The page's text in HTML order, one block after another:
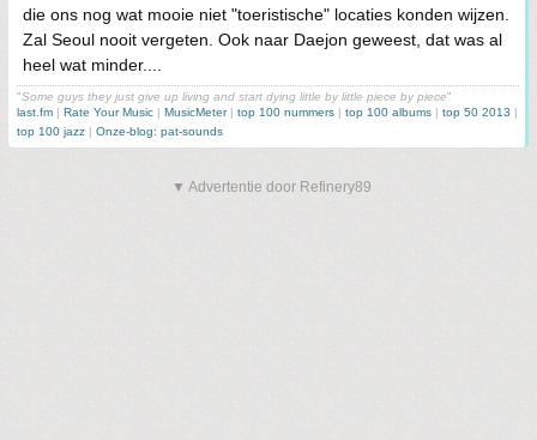
die ons nog wat mooie niet "toeristische" locaties konden wijzen.
Zal Seoul nooit vergeten. Ook naar Daejon geweest, dat was al
heel wat minder....
"Some guys they just give up living and start dying little by little piece by piece"
last.fm | Rate Your Music | MusicMeter| top 100 nummers | top 100 albums | top 50 2013 |
top 100 jazz | Onze-blog: pat-sounds
▼ Advertentie door Refinery89